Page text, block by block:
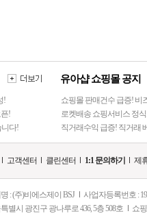
!
!
니다!
유아샵 쇼핑몰 공지
쇼핑몰 판매건수 급증! 비
로켓배송 쇼핑서비스 정
직거래수익 급증! 직거래
고객센터 클린센터 1:1 문의하기 제
: (주)비에스제이 BSJ
사업자등록번호 :
별시 광진구 광나루로 436, 5층 508호
쇼